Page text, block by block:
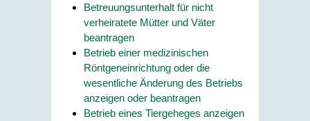
Betreuungsunterhalt für nicht
verheiratete Mütter und Väter
beantragen
Betrieb einer medizinischen
Röntgeneinrichtung oder die
wesentliche Änderung des Betriebs
anzeigen oder beantragen
Betrieb eines Tiergeheges anzeigen